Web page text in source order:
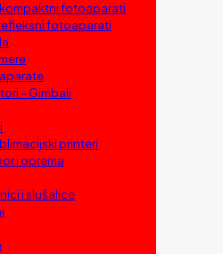
fotoaparati
fotoaparati
– Gimbali
printeri
i oprema
i slušalice